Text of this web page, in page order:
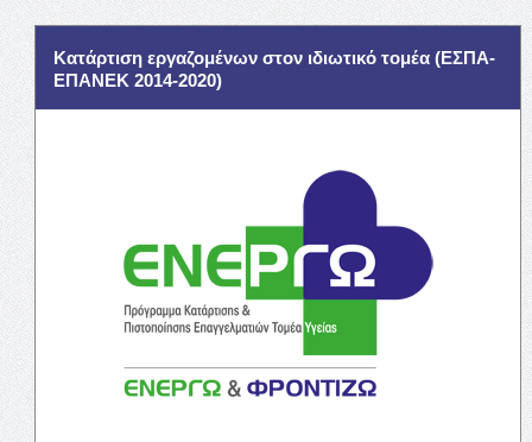
Κατάρτιση εργαζομένων στον ιδιωτικό τομέα (ΕΣΠΑ-
ΕΠΑΝΕΚ 2014-2020)